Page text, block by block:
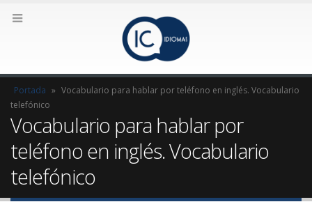
Portada » Vocabulario para hablar por teléfono en inglés. Vocabulario
telefónico
Vocabulario para hablar por
teléfono en inglés. Vocabulario
telefónico